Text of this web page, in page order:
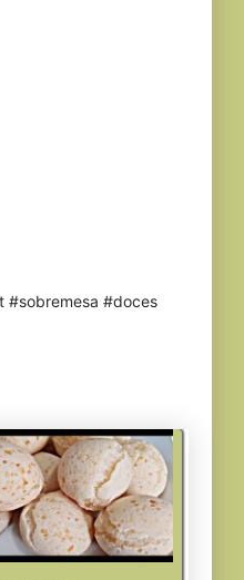
#sobremesa #doces